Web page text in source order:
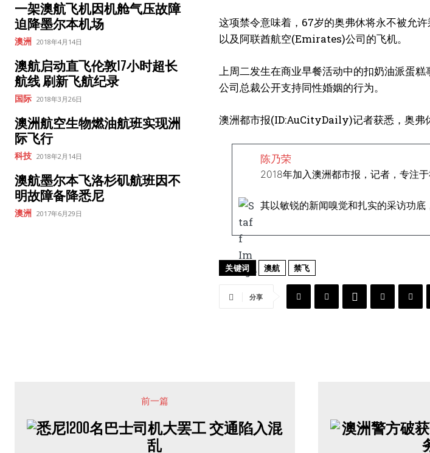
一架澳航飞机因机舱气压故障
迫降墨尔本机场
澳洲 2018年4月14日
澳航启动直飞伦敦17小时超长
航线 刷新飞航纪录
国际 2018年3月26日
澳洲航空生物燃油航班实现洲
际飞行
科技 2018年2月14日
澳航墨尔本飞洛杉矶航班因不
明故障备降悉尼
澳洲 2017年6月29日
这项禁令意味着，67岁的奥弗休将永不被允
以及阿联酋航空(Emirates)公司的飞机。
上周二发生在商业早餐活动中的扣奶油派蛋
公司总裁公开支持同性婚姻的行为。
澳洲都市报(ID:AuCityDaily)记者获悉，奥弗
陈乃荣
2018年加入澳洲都市报，记者，专注
其以敏锐的新闻嗅觉和扎实的采访功
关键词 澳航 禁飞
分享
前一篇